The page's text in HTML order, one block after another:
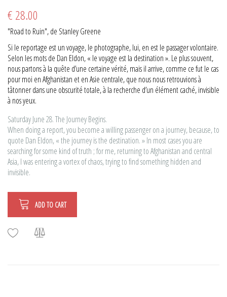
€ 28.00
"Road to Ruin", de Stanley Greene
Si le reportage est un voyage, le photographe, lui, en est le passager volontaire.
Selon les mots de Dan Eldon, « le voyage est la destination ». Le plus souvent,
nous partons à la quête d’une certaine vérité, mais il arrive, comme ce fut le cas
pour moi en Afghanistan et en Asie centrale, que nous nous retrouvions à
tâtonner dans une obscurité totale, à la recherche d’un élément caché, invisible
à nos yeux.
Saturday June 28. The Journey Begins.
When doing a report, you become a willing passenger on a journey, because, to
quote Dan Eldon, « the journey is the destination. » In most cases you are
searching for some kind of truth ; for me, returning to Afghanistan and central
Asia, I was entering a vortex of chaos, trying to find something hidden and
invisible.
ADD TO CART